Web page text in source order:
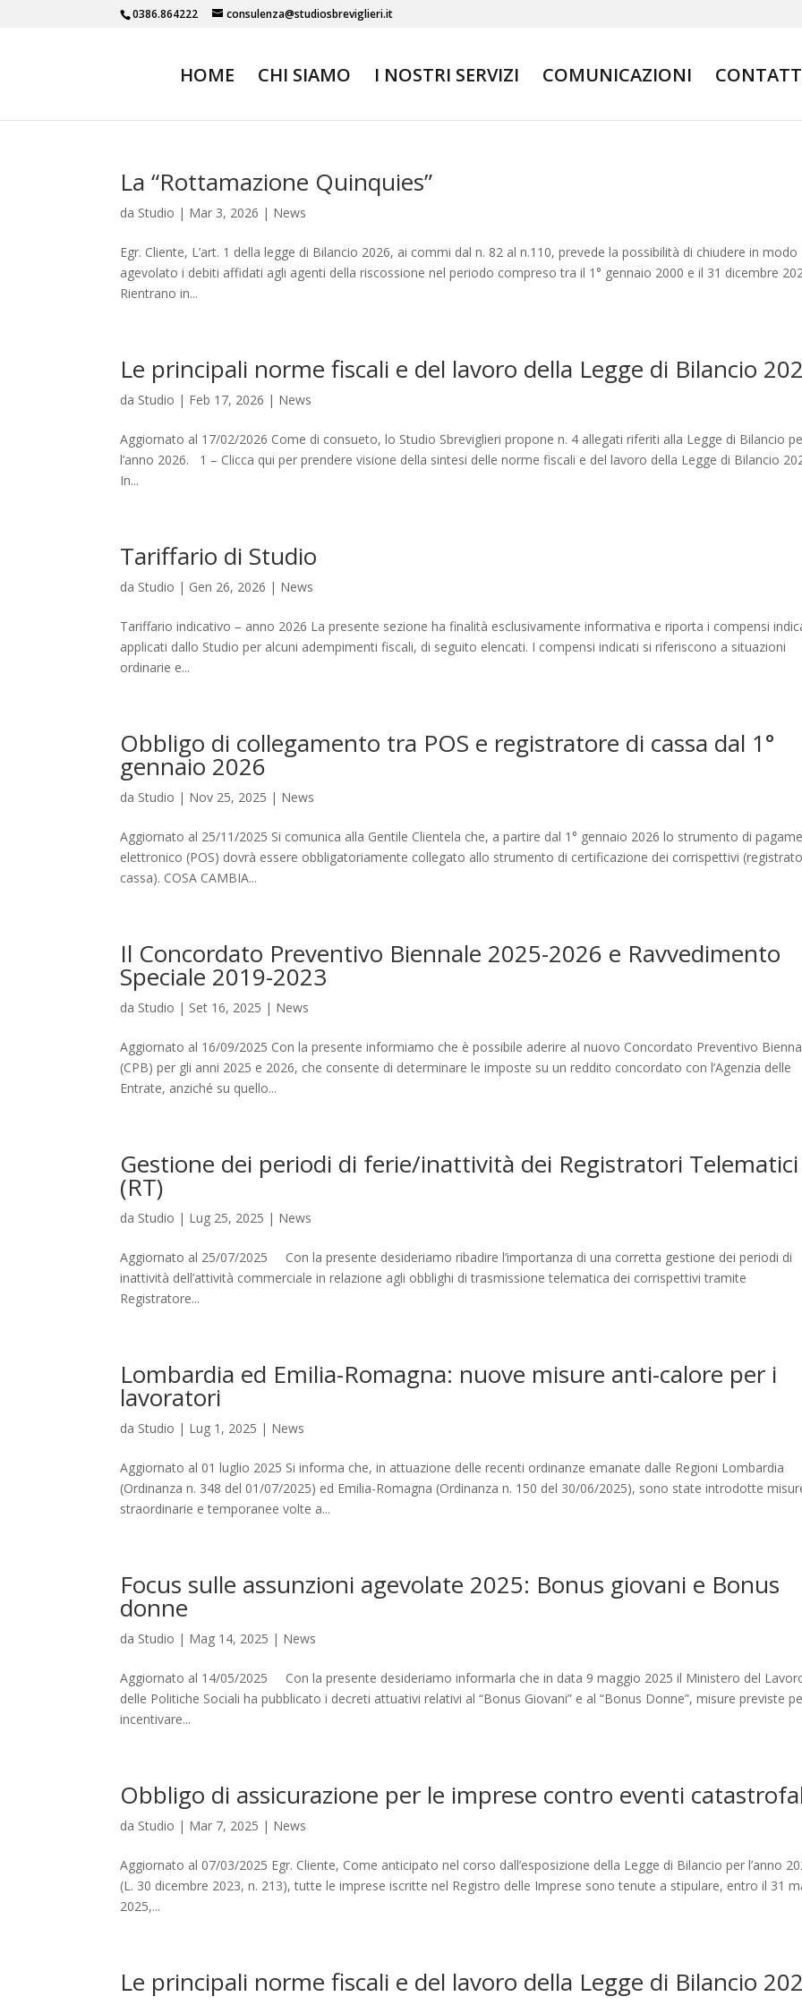
0386.864222 consulenza@studiosbreviglieri.it
HOME CHI SIAMO I NOSTRI SERVIZI COMUNICAZIONI
La “Rottamazione Quinquies”
da Studio | Mar 3, 2026 | News
Egr. Cliente, L’art. 1 della legge di Bilancio 2026, ai commi dal n. 82 al n.110, prevede la possibilità di chiudere in modo
agevolato i debiti affidati agli agenti della riscossione nel periodo compreso tra il 1° gennaio 2000 e il 31 dicembre
Rientrano in...
Le principali norme fiscali e del lavoro della Legge di Bilancio
da Studio | Feb 17, 2026 | News
Aggiornato al 17/02/2026 Come di consueto, lo Studio Sbreviglieri propone n. 4 allegati riferiti alla Legge di Bilancio
l’anno 2026. 1 – Clicca qui per prendere visione della sintesi delle norme fiscali e del lavoro della Legge di Bilancio
In...
Tariffario di Studio
da Studio | Gen 26, 2026 | News
Tariffario indicativo – anno 2026 La presente sezione ha finalità esclusivamente informativa e riporta i compensi
applicati dallo Studio per alcuni adempimenti fiscali, di seguito elencati. I compensi indicati si riferiscono a situazioni
ordinarie e...
Obbligo di collegamento tra POS e registratore di cassa dal 1°
gennaio 2026
da Studio | Nov 25, 2025 | News
Aggiornato al 25/11/2025 Si comunica alla Gentile Clientela che, a partire dal 1° gennaio 2026 lo strumento di
elettronico (POS) dovrà essere obbligatoriamente collegato allo strumento di certificazione dei corrispettivi
cassa). COSA CAMBIA...
Il Concordato Preventivo Biennale 2025-2026 e Ravvedimento
Speciale 2019-2023
da Studio | Set 16, 2025 | News
Aggiornato al 16/09/2025 Con la presente informiamo che è possibile aderire al nuovo Concordato Preventivo
(CPB) per gli anni 2025 e 2026, che consente di determinare le imposte su un reddito concordato con l’Agenzia delle
Entrate, anziché su quello...
Gestione dei periodi di ferie/inattività dei Registratori Telematici
(RT)
da Studio | Lug 25, 2025 | News
Aggiornato al 25/07/2025 Con la presente desideriamo ribadire l’importanza di una corretta gestione dei periodi di
inattività dell’attività commerciale in relazione agli obblighi di trasmissione telematica dei corrispettivi tramite
Registratore...
Lombardia ed Emilia-Romagna: nuove misure anti-calore per i
lavoratori
da Studio | Lug 1, 2025 | News
Aggiornato al 01 luglio 2025 Si informa che, in attuazione delle recenti ordinanze emanate dalle Regioni Lombardia
(Ordinanza n. 348 del 01/07/2025) ed Emilia-Romagna (Ordinanza n. 150 del 30/06/2025), sono state introdotte
straordinarie e temporanee volte a...
Focus sulle assunzioni agevolate 2025: Bonus giovani e Bonus
donne
da Studio | Mag 14, 2025 | News
Aggiornato al 14/05/2025 Con la presente desideriamo informarla che in data 9 maggio 2025 il Ministero del
delle Politiche Sociali ha pubblicato i decreti attuativi relativi al “Bonus Giovani” e al “Bonus Donne”, misure previste
incentivare...
Obbligo di assicurazione per le imprese contro eventi
da Studio | Mar 7, 2025 | News
Aggiornato al 07/03/2025 Egr. Cliente, Come anticipato nel corso dall’esposizione della Legge di Bilancio per l’anno
(L. 30 dicembre 2023, n. 213), tutte le imprese iscritte nel Registro delle Imprese sono tenute a stipulare, entro il 31
2025,...
Le principali norme fiscali e del lavoro della Legge di Bilancio